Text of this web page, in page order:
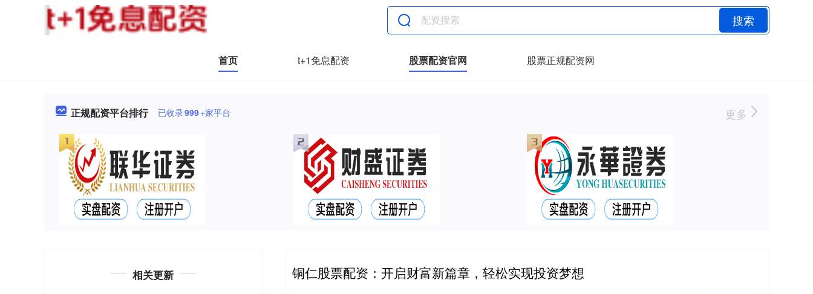
搜索
首页 t+1免息配资 股票配资官网 股票正规配资网
正规配资平台排行 已收录999+家平台 更多
铜仁股票配资：开启财富新篇章，轻松实现投资梦想
相关更新